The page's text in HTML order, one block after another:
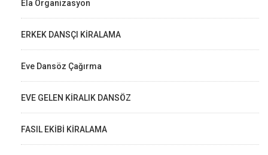
Ela Organizasyon
ERKEK DANSÇI KİRALAMA
Eve Dansöz Çağırma
EVE GELEN KİRALIK DANSÖZ
FASIL EKİBİ KİRALAMA